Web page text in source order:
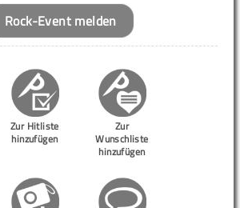
Rock-Event melden
Zur Hitliste
hinzufügen
Zur
Wunschliste
hinzufügen